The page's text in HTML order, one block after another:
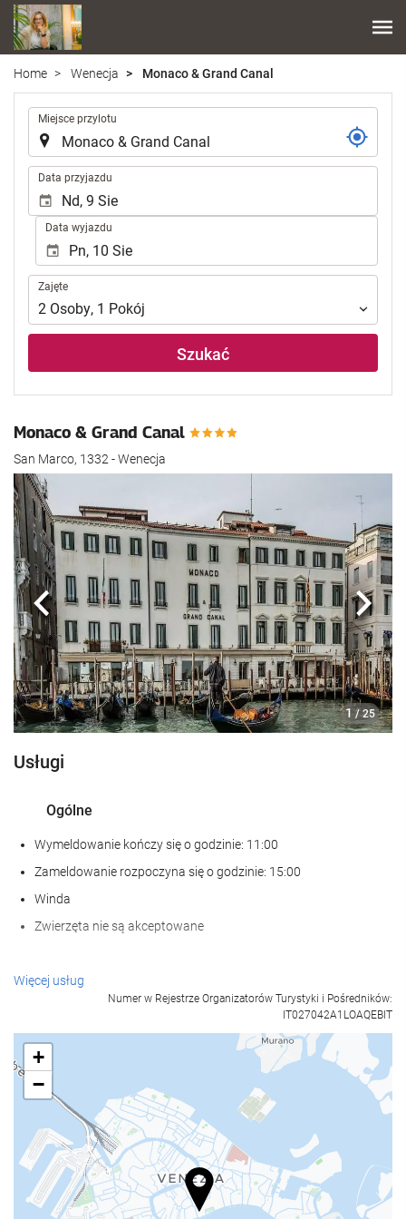
Home Wenecja Monaco & Grand Canal
Miejsce przylotu
Data przyjazdu
Data wyjazdu
Zajęte
Zajęte
2 Osoby, 1 Pokój
Szukać
Monaco & Grand Canal
San Marco, 1332 - Wenecja
1 / 25
Poprzedni
Usługi
Ogólne
Wymeldowanie kończy się o godzinie: 11:00
Zameldowanie rozpoczyna się o godzinie: 15:00
Winda
Zwierzęta nie są akceptowane
Posiłki i napoje
Bar
Recepcja
całodobowa recepcja
przechowalnia bagażu
Więcej usług
Numer w Rejestrze Organizatorów Turystyki i Pośredników:
IT027042A1LOAQEBIT
+
−